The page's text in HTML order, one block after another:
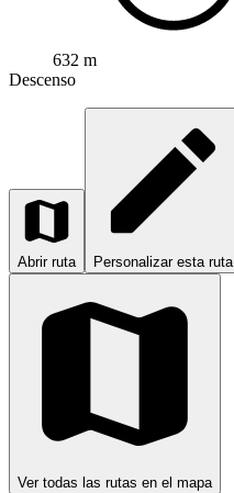
632 m
Descenso
Abrir ruta Personalizar esta ruta
Ver todas las rutas en el mapa